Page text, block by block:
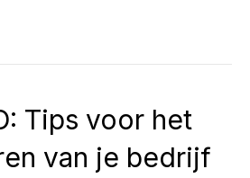
Tips voor het
van je bedrijf